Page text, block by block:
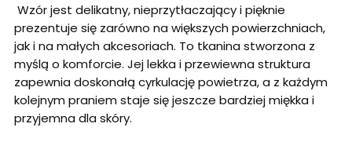
Wzór jest delikatny, nieprzytłaczający i pięknie
prezentuje się zarówno na większych powierzchniach,
jak i na małych akcesoriach. To tkanina stworzona z
myślą o komforcie. Jej lekka i przewiewna struktura
zapewnia doskonałą cyrkulację powietrza, a z każdym
kolejnym praniem staje się jeszcze bardziej miękka i
przyjemna dla skóry.